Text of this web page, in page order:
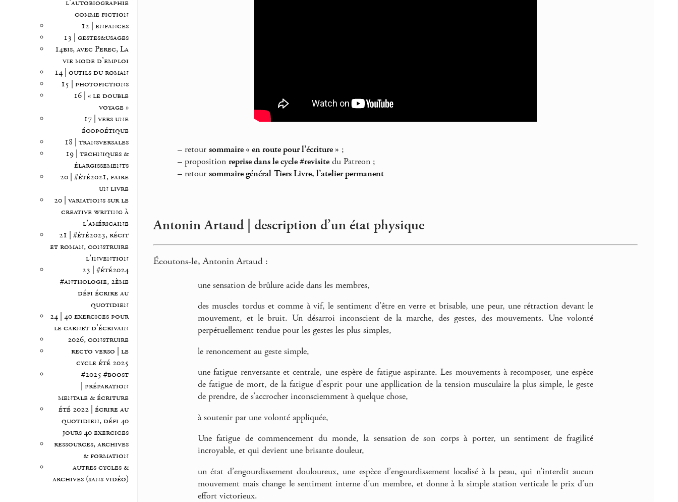
l’autobiographie
comme fiction
12 | enfances
13 | gestes&usages
14bis, avec Perec, La
vie mode d’emploi
14 | outils du roman
15 | photofictions
16 | « le double
voyage »
17 | vers une
écopoétique
18 | transversales
19 | techniques &
élargissements
20 | #été2021, faire
un livre
20 | variations sur le
creative writing à
l’américaine
21 | #été2023, récit
et roman, construire
l’invention
23 | #été2024
#anthologie, 2ème
défi écrire au
quotidien
24 | 40 exercices pour
le carnet d’écrivain
2026, construire
recto verso | le
cycle été 2025
#2025 #boost
| préparation
mentale & écriture
été 2022 | écrire au
quotidien, défi 40
jours 40 exercices
ressources, archives
& formation
autres cycles &
archives (sans vidéo)
– retour sommaire « en route pour l’écriture » ;
– proposition reprise dans le cycle #revisite du Patreon ;
– retour sommaire général Tiers Livre, l’atelier permanent
Antonin Artaud | description d’un état physique
Écoutons-le, Antonin Artaud :
une sensation de brûlure acide dans les membres,
des muscles tordus et comme à vif, le sentiment d’être en verre et brisable, une peur, une rétraction devant le
mouvement, et le bruit. Un désarroi inconscient de la marche, des gestes, des mouvements. Une volonté
perpétuellement tendue pour les gestes les plus simples,
le renoncement au geste simple,
une fatigue renversante et centrale, une espère de fatigue aspirante. Les mouvements à recomposer, une espèce
de fatigue de mort, de la fatigue d’esprit pour une appllication de la tension musculaire la plus simple, le geste
de prendre, de s’accrocher inconsciemment à quelque chose,
à soutenir par une volonté appliquée,
Une fatigue de commencement du monde, la sensation de son corps à porter, un sentiment de fragilité
incroyable, et qui devient une brisante douleur,
un état d’engourdissement douloureux, une espèce d’engourdissement localisé à la peau, qui n’interdit aucun
mouvement mais change le sentiment interne d’un membre, et donne à la simple station verticale le prix d’un
effort victorieux.